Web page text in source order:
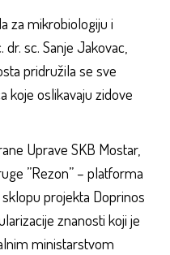
za mikrobiologiju i
sc. Sanje Jakovac,
pridružila se sve
koje oslikavaju zidove
Uprave SKB Mostar,
”Rezon” – platforma
projekta Doprinos
znanosti koji je
ministarstvom